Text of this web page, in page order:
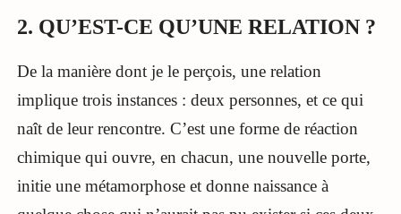
2. QU’EST-CE QU’UNE RELATION ?
De la manière dont je le perçois, une relation
implique trois instances : deux personnes, et ce qui
naît de leur rencontre. C’est une forme de réaction
chimique qui ouvre, en chacun, une nouvelle porte,
initie une métamorphose et donne naissance à